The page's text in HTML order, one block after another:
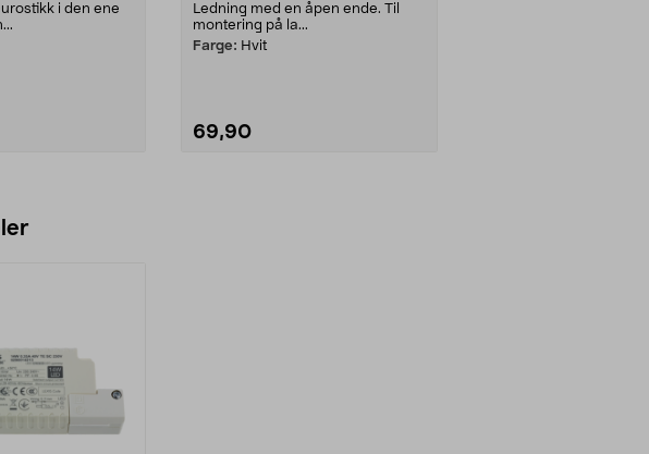
i den ene
Ledning med en åpen ende. Til
montering på la...
Farge: Hvit
69,90